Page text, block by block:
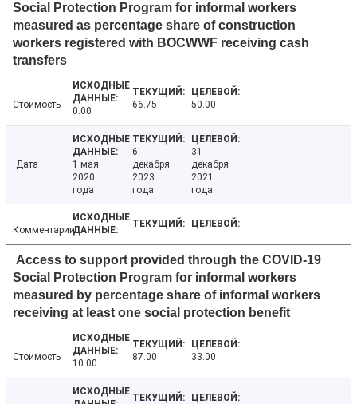
Social Protection Program for informal workers
measured as percentage share of construction
workers registered with BOCWWF receiving cash
transfers
Стоимость
0.00
66.75 50.00
Дата
1 мая
2020
года
6
декабря
2023
года
31
декабря
2021
года
Комментарии
Access to support provided through the COVID-19
Social Protection Program for informal workers
measured by percentage share of informal workers
receiving at least one social protection benefit
Стоимость
10.00
87.00 33.00